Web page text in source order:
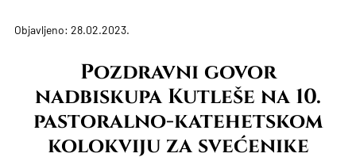
Objavljeno: 28.02.2023.
Pozdravni govor
nadbiskupa Kutleše na 10.
pastoralno-katehetskom
kolokviju za svećenike